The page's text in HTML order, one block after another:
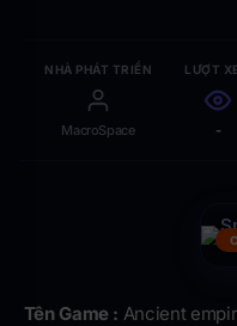
NHÀ PHÁT TRIỂN
MacroSpace
LƯỢT
-
Tên Game : Ancient